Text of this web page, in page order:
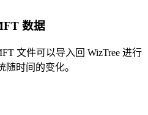
数据
文件可以导入回 WizTree 进行
时间的变化。